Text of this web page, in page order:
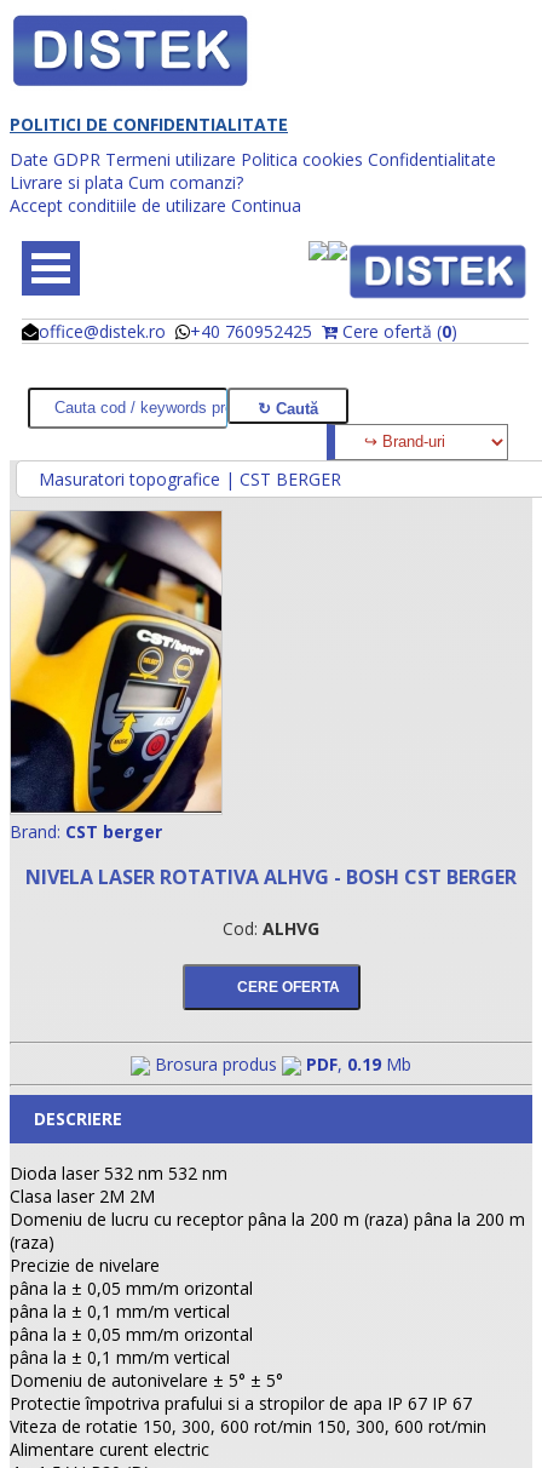
POLITICI DE CONFIDENTIALITATE
Date GDPR Termeni utilizare Politica cookies Confidentialitate
Livrare si plata Cum comanzi?
Accept conditiile de utilizare Continua
office@distek.ro +40 760952425 Cere ofertă (0)
@
@
•
Masuratori topografice | CST BERGER
Brand: CST berger
NIVELA LASER ROTATIVA ALHVG - BOSH CST BERGER
Cod: ALHVG
Brosura produs PDF, 0.19 Mb
DESCRIERE
Dioda laser 532 nm 532 nm
Clasa laser 2M 2M
Domeniu de lucru cu receptor pâna la 200 m (raza) pâna la 200 m
(raza)
Precizie de nivelare
pâna la ± 0,05 mm/m orizontal
pâna la ± 0,1 mm/m vertical
pâna la ± 0,05 mm/m orizontal
pâna la ± 0,1 mm/m vertical
Domeniu de autonivelare ± 5° ± 5°
Protectie împotriva prafului si a stropilor de apa IP 67 IP 67
Viteza de rotatie 150, 300, 600 rot/min 150, 300, 600 rot/min
Alimentare curent electric